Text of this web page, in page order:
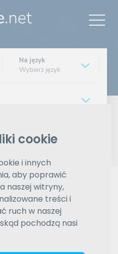
cookie
i innych
aby poprawić
naszej witryny,
treści i
ruch w naszej
pochodzą nasi
Na język
Wybierz język
zaawansowane
W TYM MIEJSCU